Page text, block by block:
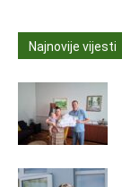
Najnovije vijesti